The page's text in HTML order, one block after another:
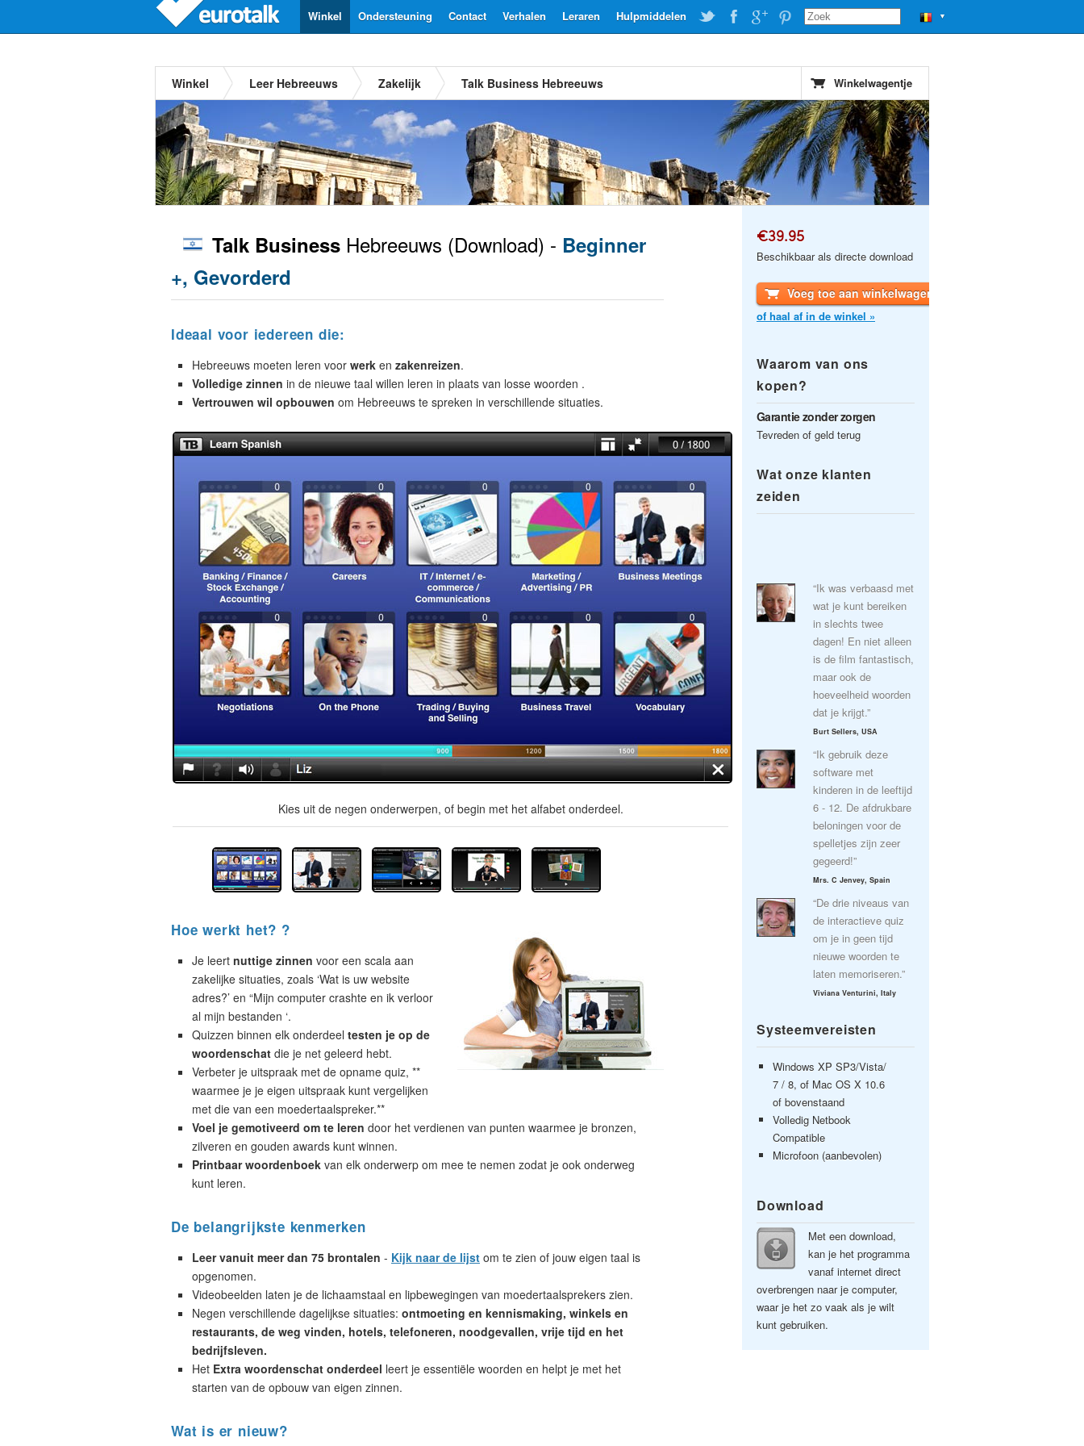
▼
Hulpmiddelen
Leraren
Verhalen
Contact
Ondersteuning
Winkel
Winkel Leer Hebreeuws Zakelijk Talk Business Hebreeuws Winkelwagentje
Talk Business Hebreeuws (Download) - Beginner
+, Gevorderd
Ideaal voor iedereen die:
Hebreeuws moeten leren voor werk en zakenreizen.
Volledige zinnen in de nieuwe taal willen leren in plaats van losse woorden .
Vertrouwen wil opbouwen om Hebreeuws te spreken in verschillende situaties.
Kies uit de negen onderwerpen, of begin met het alfabet onderdeel.
Hoe werkt het? ?
Je leert nuttige zinnen voor een scala aan
zakelijke situaties, zoals ‘Wat is uw website
adres?’ en “Mijn computer crashte en ik verloor
al mijn bestanden ‘.
Quizzen binnen elk onderdeel testen je op de
woordenschat die je net geleerd hebt.
Verbeter je uitspraak met de opname quiz, **
waarmee je je eigen uitspraak kunt vergelijken
met die van een moedertaalspreker.**
Voel je gemotiveerd om te leren door het verdienen van punten waarmee je bronzen,
zilveren en gouden awards kunt winnen.
Printbaar woordenboek van elk onderwerp om mee te nemen zodat je ook onderweg
kunt leren.
De belangrijkste kenmerken
Leer vanuit meer dan 75 brontalen - Kijk naar de lijst om te zien of jouw eigen taal is
opgenomen.
Videobeelden laten je de lichaamstaal en lipbewegingen van moedertaalsprekers zien.
Negen verschillende dagelijkse situaties: ontmoeting en kennismaking, winkels en
restaurants, de weg vinden, hotels, telefoneren, noodgevallen, vrije tijd en het
bedrijfsleven.
Het Extra woordenschat onderdeel leert je essentiële woorden en helpt je met het
starten van de opbouw van eigen zinnen.
Wat is er nieuw?
€39.95
Beschikbaar als directe download
Voeg toe aan winkelwagen
of haal af in de winkel »
Waarom van ons
kopen?
Garantie zonder zorgen
Tevreden of geld terug
Wat onze klanten
zeiden
“Ik was verbaasd met
wat je kunt bereiken
in slechts twee
dagen! En niet alleen
is de film fantastisch,
maar ook de
hoeveelheid woorden
dat je krijgt.”
Burt Sellers, USA
“Ik gebruik deze
software met
kinderen in de leeftijd
6 - 12. De afdrukbare
beloningen voor de
spelletjes zijn zeer
gegeerd!”
Mrs. C Jenvey, Spain
“De drie niveaus van
de interactieve quiz
om je in geen tijd
nieuwe woorden te
laten memoriseren.”
Viviana Venturini, Italy
Systeemvereisten
Windows XP SP3/Vista/
7 / 8, of Mac OS X 10.6
of bovenstaand
Volledig Netbook
Compatible
Microfoon (aanbevolen)
Download
Met een download,
kan je het programma
vanaf internet direct
overbrengen naar je computer,
waar je het zo vaak als je wilt
kunt gebruiken.